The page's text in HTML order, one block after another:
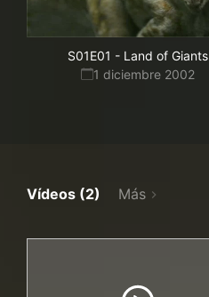
S01E01 - Land of Giants
1 diciembre 2002
Vídeos (2) Más